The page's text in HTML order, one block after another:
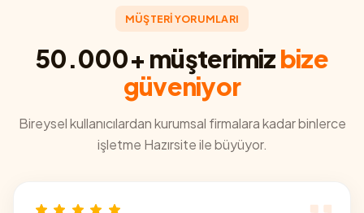
MÜŞTERİ YORUMLARI
50.000+ müşterimizbize
güveniyor
Bireysel kullanıcılardan kurumsal firmalara kadar binlerce
işletme Hazırsite ile büyüyor.